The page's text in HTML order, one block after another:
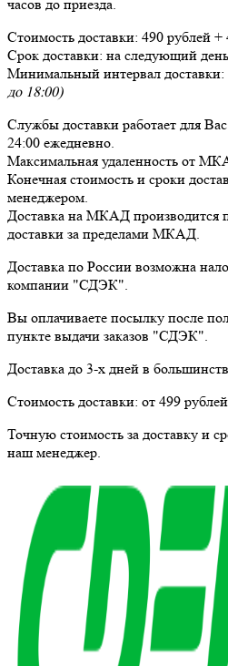
часов до приезда.
Стоимость доставки: 490 рублей +
Срок доставки: на следующий день
Минимальный интервал доставки:
до 18:00)
Службы доставки работает для Вас
24:00 ежедневно.
Максимальная удаленность от
Конечная стоимость и сроки
менеджером.
Доставка на МКАД производится
доставки за пределами МКАД.
Доставка по России возможна
компании "СДЭК".
Вы оплачиваете посылку после
пункте выдачи заказов "СДЭК".
Доставка до 3-х дней в
Стоимость доставки: от 499 рублей
Точную стоимость за доставку и
наш менеджер.